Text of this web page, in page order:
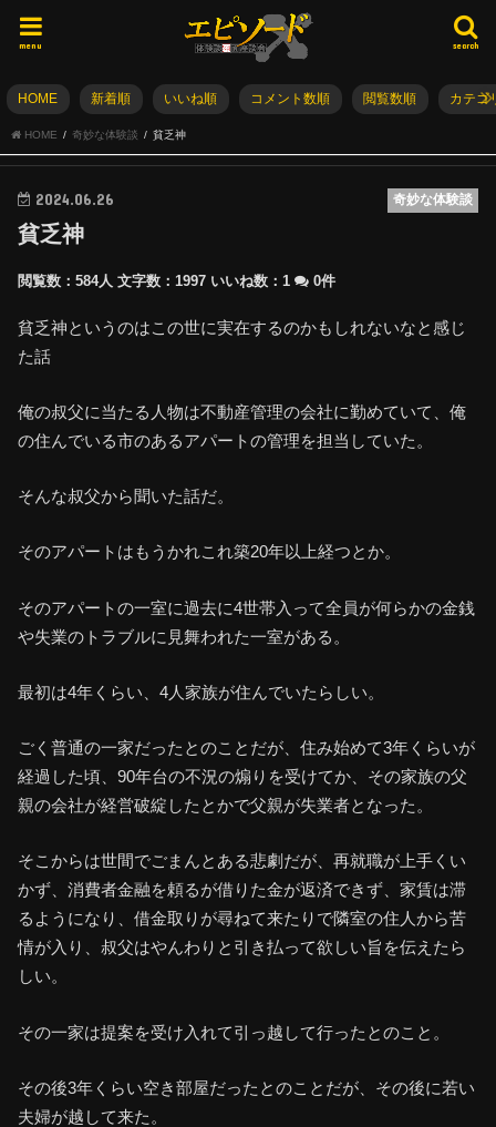
search
menu
HOME 新着順 いいね順 コメント数順 閲覧数順 カテゴ
HOME 奇妙な体験談 貧乏神
奇妙な体験談
2024.06.26
貧乏神
閲覧数：584人 文字数：1997 いいね数： 1 0件
貧乏神というのはこの世に実在するのかもしれないなと感じ
た話
俺の叔父に当たる人物は不動産管理の会社に勤めていて、俺
の住んでいる市のあるアパートの管理を担当していた。
そんな叔父から聞いた話だ。
そのアパートはもうかれこれ築20年以上経つとか。
そのアパートの一室に過去に4世帯入って全員が何らかの金銭
や失業のトラブルに見舞われた一室がある。
最初は4年くらい、4人家族が住んでいたらしい。
ごく普通の一家だったとのことだが、住み始めて3年くらいが
経過した頃、90年台の不況の煽りを受けてか、その家族の父
親の会社が経営破綻したとかで父親が失業者となった。
そこからは世間でごまんとある悲劇だが、再就職が上手くい
かず、消費者金融を頼るが借りた金が返済できず、家賃は滞
るようになり、借金取りが尋ねて来たりで隣室の住人から苦
情が入り、叔父はやんわりと引き払って欲しい旨を伝えたら
しい。
その一家は提案を受け入れて引っ越して行ったとのこと。
その後3年くらい空き部屋だったとのことだが、その後に若い
夫婦が越して来た。